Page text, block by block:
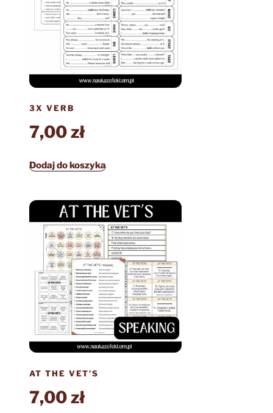
3X VERB
7,00zł
Dodaj do koszyka
AT THE VET’S
7,00zł